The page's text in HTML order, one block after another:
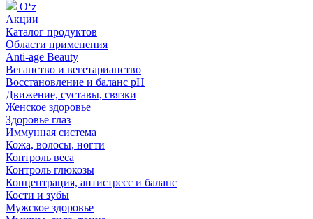
Oʻz
Акции
Каталог продуктов
Области применения
Anti-age Beauty
Веганство и вегетарианство
Восстановление и баланс pH
Движение, суставы, связки
Женское здоровье
Здоровье глаз
Иммунная система
Кожа, волосы, ногти
Контроль веса
Контроль глюкозы
Концентрация, антистресс и баланс
Кости и зубы
Мужское здоровье